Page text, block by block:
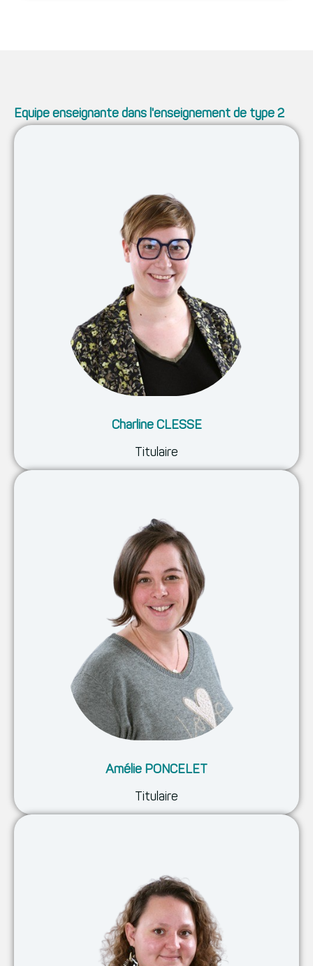
Equipe enseignante dans l'enseignement de type 2
Charline CLESSE
Titulaire
Amélie PONCELET
Titulaire